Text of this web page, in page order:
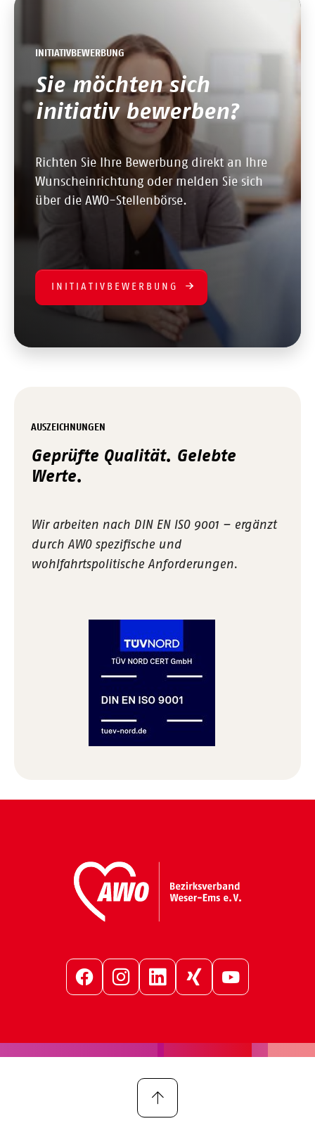
INITIATIVBEWERBUNG
Sie möchten sich
initiativ bewerben?
Richten Sie Ihre Bewerbung direkt an Ihre
Wunscheinrichtung oder melden Sie sich
über die AWO-Stellenbörse.
INITIATIVBEWERBUNG
AUSZEICHNUNGEN
Geprüfte Qualität. Gelebte
Werte.
Wir arbeiten nach DIN EN ISO 9001 – ergänzt
durch AWO spezifische und
wohlfahrtspolitische Anforderungen.
FacebookInstagramLinkedInXing YouTube